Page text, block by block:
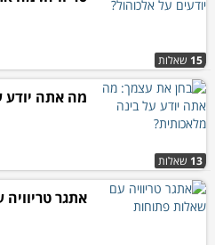
15 שאלות
13 שאלות
מה אתה יודע
אתגר